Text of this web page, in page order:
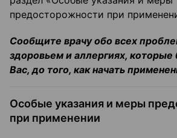
предосторожности при
Сообщите врачу обо всех
здоровьем и аллергиях, которые
Вас, до того, как начать
Особые указания и меры
при применении